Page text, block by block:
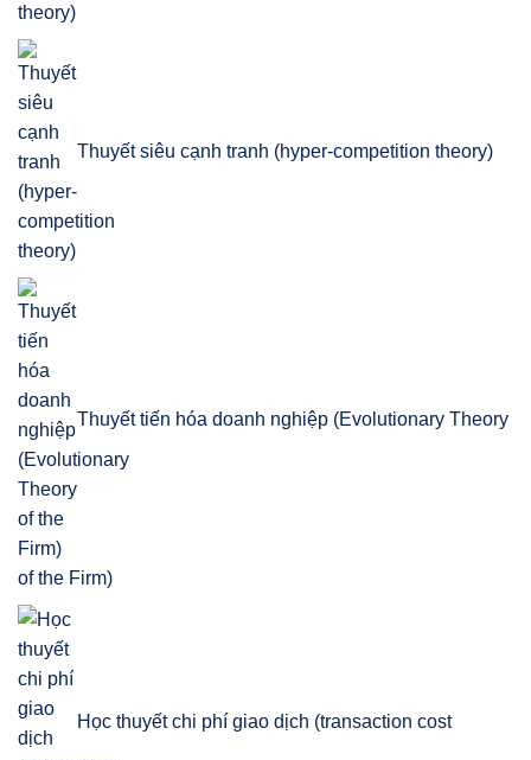
theory)
Thuyết siêu cạnh tranh (hyper-competition theory)
Thuyết tiến hóa doanh nghiệp (Evolutionary Theory
of the Firm)
Học thuyết chi phí giao dịch (transaction cost